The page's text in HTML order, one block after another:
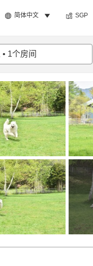
简体中文 SGP
• 1个房间